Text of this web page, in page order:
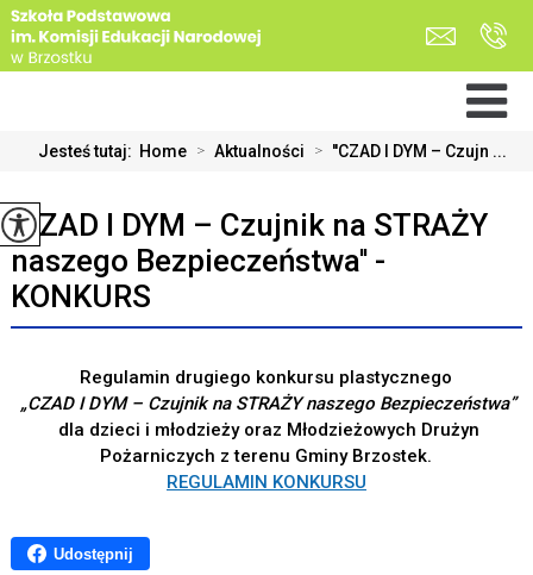
Jesteś tutaj: Home > Aktualności > ''CZAD I DYM – Czujn ...
''CZAD I DYM – Czujnik na STRAŻY
naszego Bezpieczeństwa'' -
KONKURS
Regulamin drugiego konkursu plastycznego
„CZAD I DYM – Czujnik na STRAŻY naszego Bezpieczeństwa”
dla dzieci i młodzieży oraz Młodzieżowych Drużyn
Pożarniczych z terenu Gminy Brzostek.
REGULAMIN KONKURSU
Udostępnij